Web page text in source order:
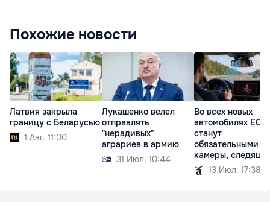
Похожие новости
Латвия закрыла
границу с Беларусью
1 Авг. 11:00
Лукашенко велел
отправлять
"нерадивых"
аграриев в армию
31 Июл. 10:44
Во всех новых
автомобилях ЕС
станут
обязательными
камеры,
водителем
13 Июл. 17:38